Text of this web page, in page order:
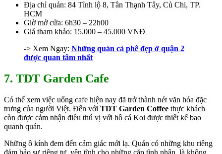
Địa chỉ quán: 84 Tỉnh lộ 8, Tân Thạnh Tây, Củ Chi, TP.
HCM
Giờ mở cửa: 6h30 – 22h00
Giá tham khảo: 15.000 – 45.000 VNĐ
-> Xem Ngay: Những quán cà phê đẹp ở quận 2
được quan tâm nhất
7. TDT Garden Cafe
Có thể xem việc uống cafe hiện nay đã trở thành nét văn hóa đặc
trưng của người Việt. Đến với TDT Garden Coffee thực khách
còn được cảm nhận điều thú vị với hồ cá Koi được thiết kế bao
quanh quán.
Những ô kính đem đến cảm giác mới lạ. Quán có những khu riêng